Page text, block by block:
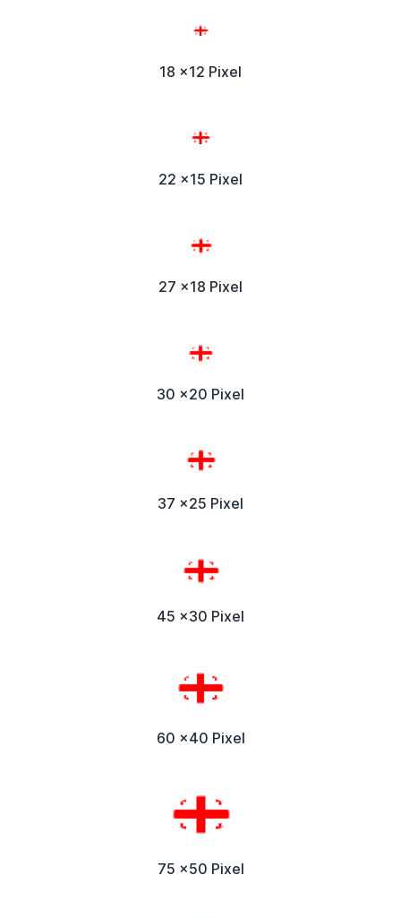
18 x12 Pixel
22 x15 Pixel
27 x18 Pixel
30 x20 Pixel
37 x25 Pixel
45 x30 Pixel
60 x40 Pixel
75 x50 Pixel